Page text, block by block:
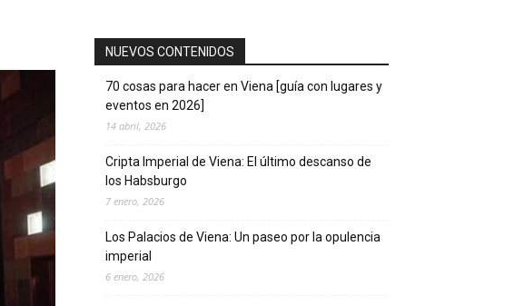
NUEVOS CONTENIDOS
70 cosas para hacer en Viena [guía con lugares y
eventos en 2026]
14 abril, 2026
Cripta Imperial de Viena: El último descanso de
los Habsburgo
7 enero, 2026
Los Palacios de Viena: Un paseo por la opulencia
imperial
6 enero, 2026